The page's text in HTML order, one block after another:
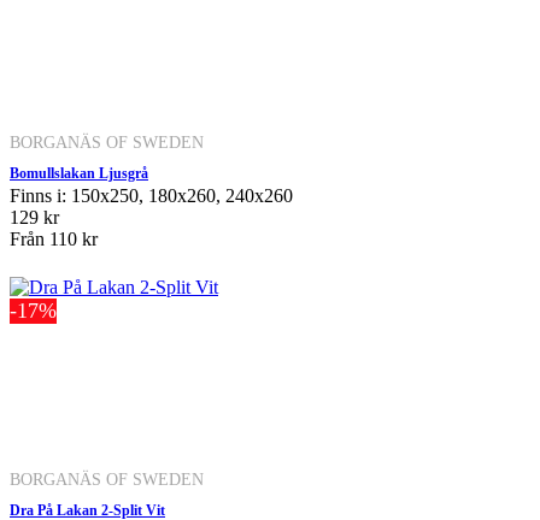
BORGANÄS OF SWEDEN
Bomullslakan Ljusgrå
Finns i: 150x250, 180x260, 240x260
129 kr
Från 110 kr
-17%
BORGANÄS OF SWEDEN
Dra På Lakan 2-Split Vit